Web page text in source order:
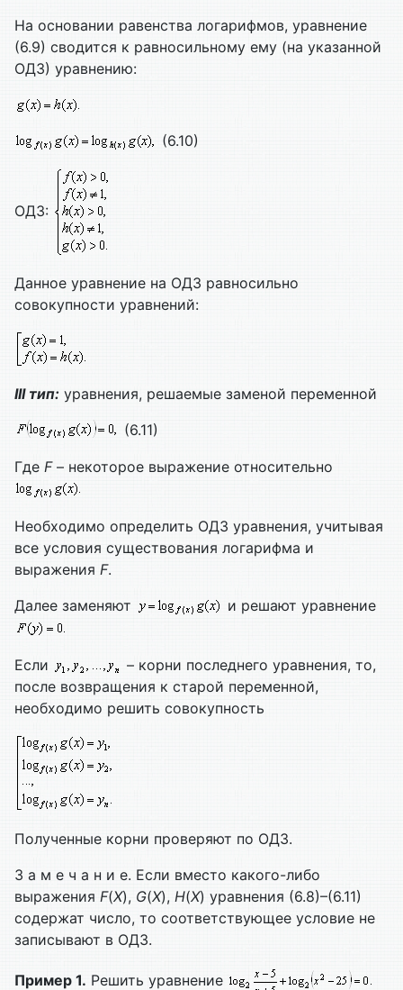
На основании равенства логарифмов, уравнение
(6.9) сводится к равносильному ему (на указанной
ОДЗ) уравнению:
(6.10)
ОДЗ:
Данное уравнение на ОДЗ равносильно
совокупности уравнений:
III тип: уравнения, решаемые заменой переменной
(6.11)
Где F– некоторое выражение относительно
Необходимо определить ОДЗ уравнения, учитывая
все условия существования логарифма и
выражения F.
Далее заменяют
и решают уравнение
Если
– корни последнего уравнения, то,
после возвращения к старой переменной,
необходимо решить совокупность
Полученные корни проверяют по ОДЗ.
З а м е ч а н и е. Если вместо какого-либо
выражения F(X), G(X), H(X) уравнения (6.8)–(6.11)
содержат число, то соответствующее условие не
записывают в ОДЗ.
Пример 1. Решить уравнение